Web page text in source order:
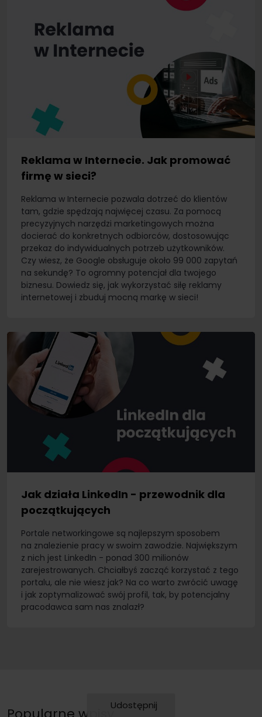
Reklama w Internecie. Jak promować
firmę w sieci?
Reklama w Internecie pozwala dotrzeć do klientów
tam, gdzie spędzają najwięcej czasu. Za pomocą
precyzyjnych narzędzi marketingowych można
docierać do konkretnych odbiorców, dostosowując
przekaz do indywidualnych potrzeb użytkowników.
Czy wiesz, że Google obsługuje około 99 000 zapytań
na sekundę? To ogromny potencjał dla twojego
biznesu. Dowiedz się, jak wykorzystać siłę reklamy
internetowej i zbuduj mocną markę w sieci!
Jak działa LinkedIn - przewodnik dla
początkujących
Portale networkingowe są najlepszym sposobem
na znalezienie pracy w swoim zawodzie. Największym
z nich jest LinkedIn - ponad 300 milionów
zarejestrowanych. Chciałbyś zacząć korzystać z tego
portalu, ale nie wiesz jak? Na co warto zwrócić uwagę
i jak zoptymalizować swój profil, tak, by potencjalny
pracodawca sam nas znalazł?
Udostępnij